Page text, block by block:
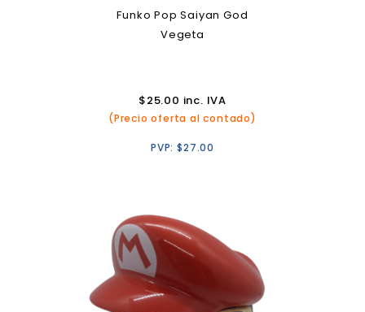
Funko Pop Saiyan God
Vegeta
$25.00 inc. IVA
(Precio oferta al contado)
PVP:$27.00